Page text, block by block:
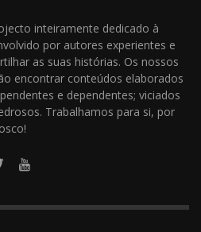
inteiramente dedicado à
por autores experientes e
as suas histórias. Os nossos
encontrar conteúdos elaborados
e dependentes; viciados
Trabalhamos para si, por